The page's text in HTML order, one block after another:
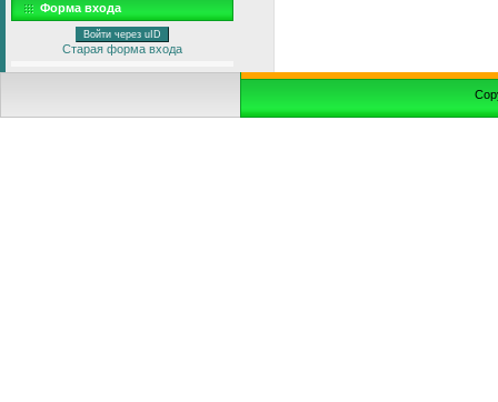
Форма входа
Войти через uID
Старая форма входа